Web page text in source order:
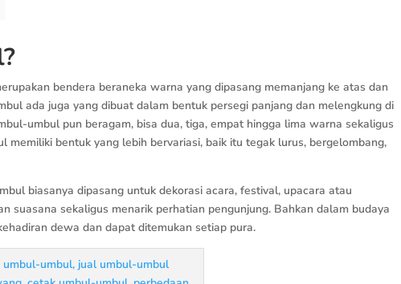
bendera beraneka warna yang dipasang memanjang ke atas dan
ada juga yang dibuat dalam bentuk persegi panjang dan melengkung di
umbul pun beragam, bisa dua, tiga, empat hingga lima warna sekaligus
memiliki bentuk yang lebih bervariasi, baik itu tegak lurus, bergelombang,
biasanya dipasang untuk dekorasi acara, festival, upacara atau
suasana sekaligus menarik perhatian pengunjung. Bahkan dalam budaya
dewa dan dapat ditemukan setiap pura.